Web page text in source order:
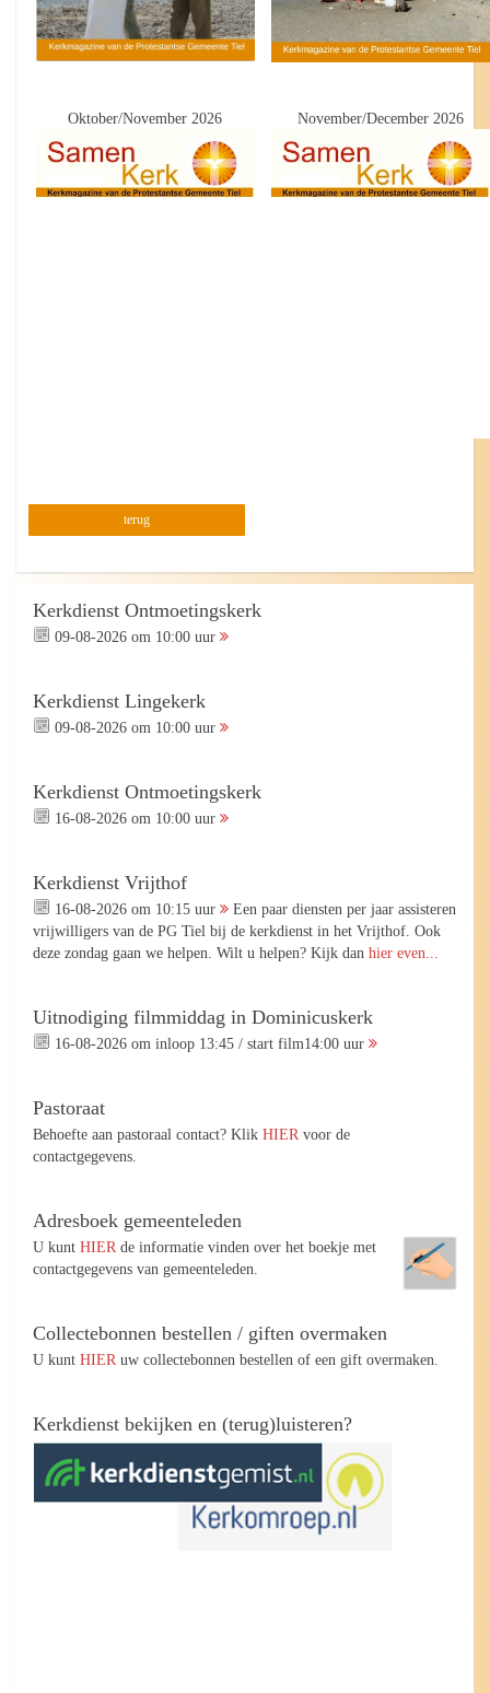
Oktober/November 2026 November/December 2026
terug
Kerkdienst Ontmoetingskerk
09-08-2026 om 10:00 uur
Kerkdienst Lingekerk
09-08-2026 om 10:00 uur
Kerkdienst Ontmoetingskerk
16-08-2026 om 10:00 uur
Kerkdienst Vrijthof
16-08-2026 om 10:15 uur
Een paar diensten per jaar assisteren
vrijwilligers van de PG Tiel bij de kerkdienst in het Vrijthof. Ook
deze zondag gaan we helpen. Wilt u helpen? Kijk dan hier even...
Uitnodiging filmmiddag in Dominicuskerk
16-08-2026 om inloop 13:45 / start film14:00 uur
Pastoraat
Behoefte aan pastoraal contact? Klik HIER voor de
contactgegevens.
Adresboek gemeenteleden
U kunt HIER de informatie vinden over het boekje met
contactgegevens van gemeenteleden.
Collectebonnen bestellen / giften overmaken
U kunt HIER uw collectebonnen bestellen of een gift overmaken.
Kerkdienst bekijken en (terug)luisteren?